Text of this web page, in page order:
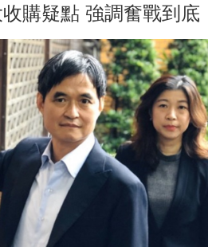
購疑點 強調奮戰到底